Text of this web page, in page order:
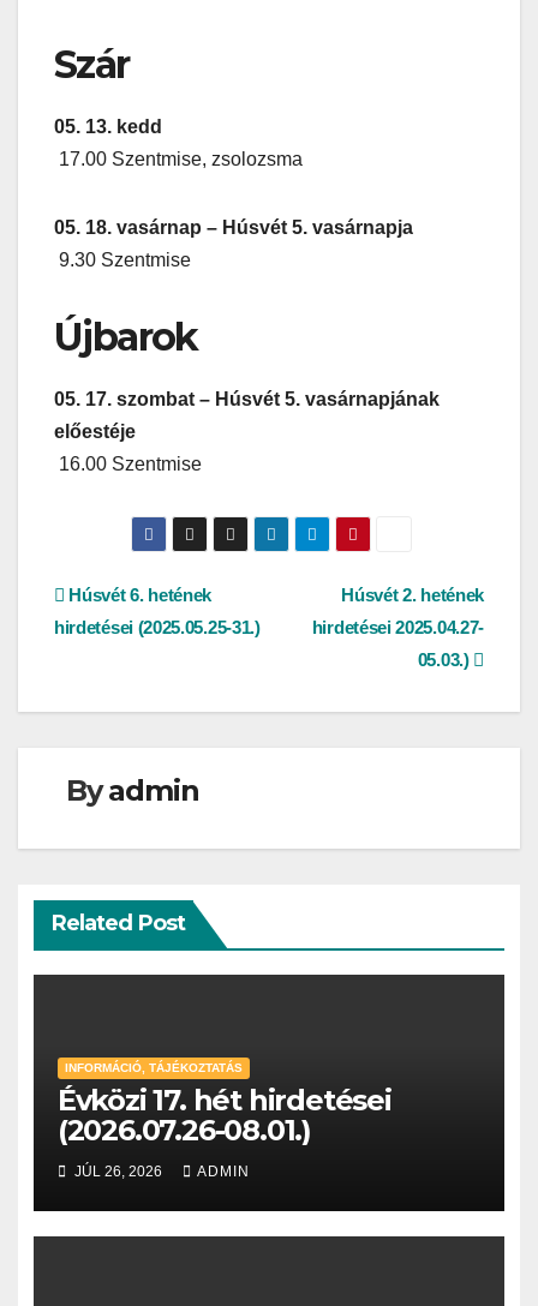
Szár
05. 13. kedd
17.00 Szentmise, zsolozsma
05. 18. vasárnap – Húsvét 5. vasárnapja
9.30 Szentmise
Újbarok
05. 17. szombat – Húsvét 5. vasárnapjának
előestéje
16.00 Szentmise
Bejegyzés
navigáció
Húsvét 2. hetének
hirdetései 2025.04.27-
05.03.)
Húsvét 6. hetének
hirdetései (2025.05.25-31.)
Byadmin
Related Post
INFORMÁCIÓ, TÁJÉKOZTATÁS
Évközi 17. hét hirdetései
(2026.07.26-08.01.)
JÚL 26, 2026 ADMIN